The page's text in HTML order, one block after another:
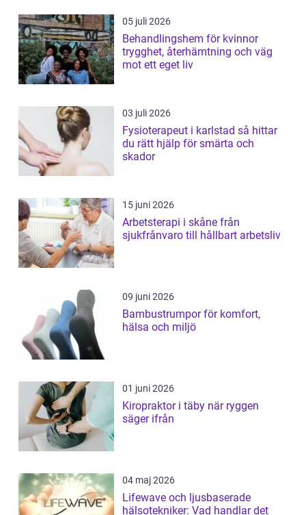
05 juli 2026
Behandlingshem för kvinnor
trygghet, återhämtning och väg
mot ett eget liv
03 juli 2026
Fysioterapeut i karlstad så hittar
du rätt hjälp för smärta och
skador
15 juni 2026
Arbetsterapi i skåne från
sjukfrånvaro till hållbart arbetsliv
09 juni 2026
Bambustrumpor för komfort,
hälsa och miljö
01 juni 2026
Kiropraktor i täby när ryggen
säger ifrån
04 maj 2026
Lifewave och ljusbaserade
hälsotekniker: Vad handlar det